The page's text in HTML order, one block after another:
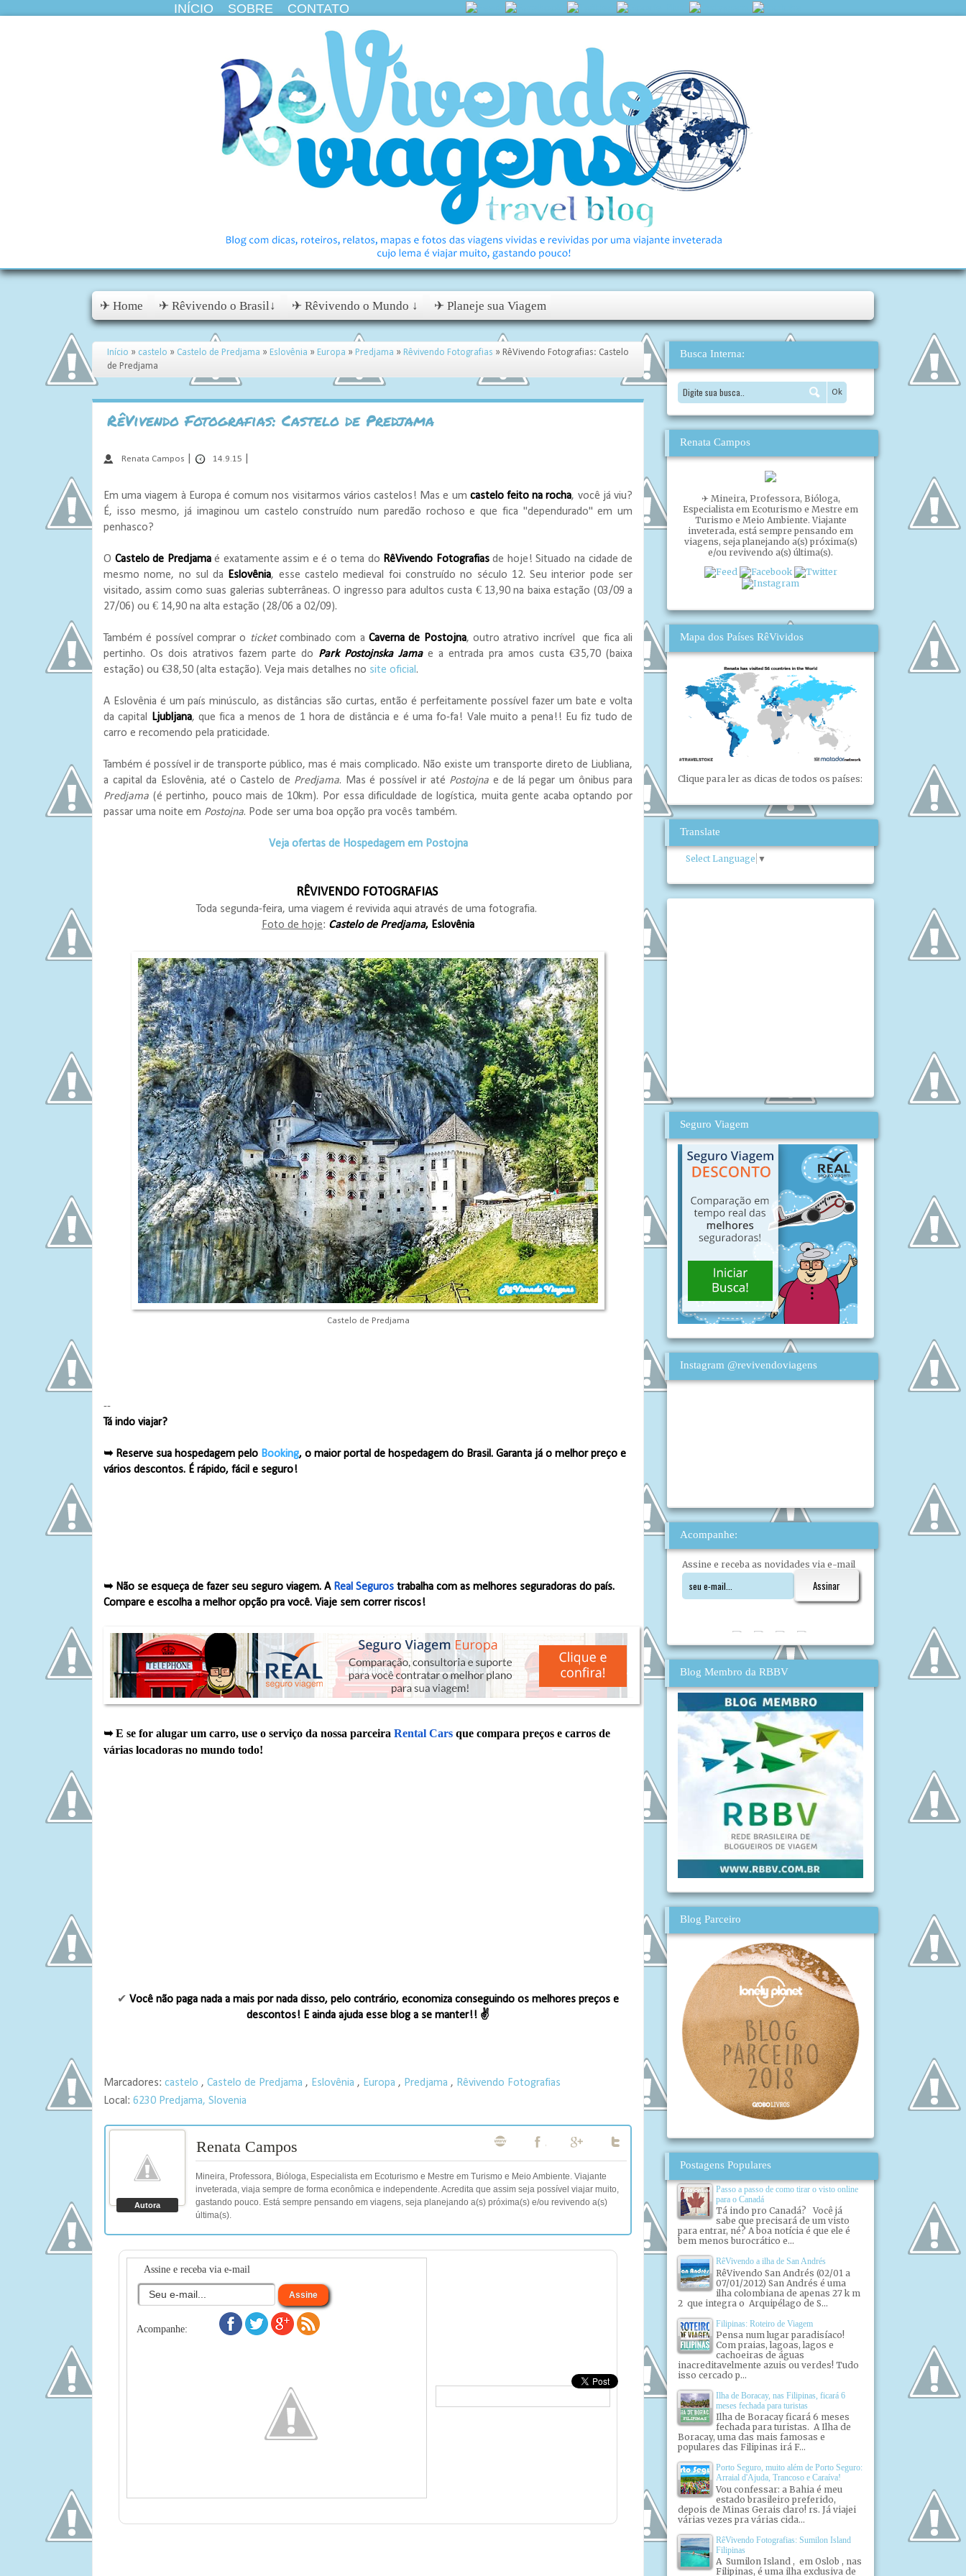
INÍCIO SOBRE CONTATO
✈ Home ✈ Rêvivendo o Brasil↓ ✈ Rêvivendo o Mundo ↓ ✈ Planeje sua Viagem
Início » castelo » Castelo de Predjama » Eslovênia » Europa » Predjama » Rêvivendo Fotografias » RêVivendo Fotografias: Castelo
de Predjama
RêVivendo Fotografias: Castelo de Predjama
Renata Campos 14.9.15
Em uma viagem à Europa é comum nos visitarmos vários castelos! Mas e um castelo feito na rocha, você já viu?
É, isso mesmo, já imaginou um castelo construído num paredão rochoso e que fica "dependurado" em um
penhasco?
O Castelo de Predjamaé exatamente assim e é o tema do RêVivendo Fotografiasde hoje! Situado na cidade de
mesmo nome, no sul da Eslovênia, esse castelo medieval foi construído no século 12. Seu interior pode ser
visitado, assim como suas galerias subterrâneas. O ingresso para adultos custa € 13,90 na baixa estação (03/09 a
27/06) ou € 14,90 na alta estação (28/06 a 02/09).
Também é possível comprar o ticketcombinado com aCaverna de Postojna, outro atrativo incrível que fica ali
pertinho. Os dois atrativos fazem parte do Park Postojnska Jamae a entrada pra amos custa €35,70 (baixa
estação) ou €38,50 (alta estação). Veja mais detalhes no site oficial .
A Eslovênia é um país minúsculo, as distâncias são curtas, então é perfeitamente possível fazer um bate e volta
da capital Ljubljana, que fica a menos de 1 hora de distância e é uma fo-fa! Vale muito a pena!! Eu fiz tudo de
carro e recomendo pela praticidade.
Também é possível ir de transporte público, mas é mais complicado. Não existe um transporte direto de Liubliana,
a capital da Eslovênia, até o Castelo de Predjama. Mas é possível ir até Postojna e de lá pegar um ônibus para
Predjama (é pertinho, pouco mais de 10km). Por essa dificuldade de logística, muita gente acaba optando por
passar uma noite em Postojna. Pode ser uma boa opção pra vocês também.
Veja ofertas de Hospedagem em Postojna
RÊVIVENDO FOTOGRAFIAS
Toda segunda-feira, uma viagem é revivida aqui através de uma fotografia.
Foto de hoje: Castelo de Predjama, Eslovênia
Castelo de Predjama
--
Tá indo viajar?
➥ Reserve sua hospedagem pelo Booking, o maior portal de hospedagem do Brasil. Garanta já o melhor preço e
vários descontos. É rápido, fácil e seguro!
➥ Não se esqueça de fazer seu seguro viagem. A Real Seguros trabalha com as melhores seguradoras do país.
Compare e escolha a melhor opção pra você. Viaje sem correr riscos!
➥ E se for alugar um carro, use o serviço da nossa parceira Rental Cars que compara preços e carros de
várias locadoras no mundo todo!
✔ Você não paga nada a mais por nada disso, pelo contrário, economiza conseguindo os melhores preços e
descontos! E ainda ajuda esse blog a se manter!! ✌
Marcadores: castelo , Castelo de Predjama , Eslovênia , Europa , Predjama , Rêvivendo Fotografias
Local: 6230 Predjama, Slovenia
Autora
Renata Campos
Mineira, Professora, Bióloga, Especialista em Ecoturismo e Mestre em Turismo e Meio Ambiente. Viajante
inveterada, viaja sempre de forma econômica e independente. Acredita que assim seja possível viajar muito,
gastando pouco. Está sempre pensando em viagens, seja planejando a(s) próxima(s) e/ou revivendo a(s)
última(s).
Assine e receba via e-mail
Acompanhe:
Busca Interna:
Renata Campos
✈ Mineira, Professora, Bióloga,
Especialista em Ecoturismo e Mestre em
Turismo e Meio Ambiente. Viajante
inveterada, está sempre pensando em
viagens, seja planejando a(s) próxima(s)
e/ou revivendo a(s) última(s).
Mapa dos Países RêVividos
Clique para ler as dicas de todos os países:
Translate
Select Language ▼
Seguro Viagem
Instagram @revivendoviagens
Acompanhe:
Assine e receba as novidades via e-mail
Blog Membro da RBBV
Blog Parceiro
Postagens Populares
Passo a passo de como tirar o visto online
para o Canadá
Tá indo pro Canadá? Você já
sabe que precisará de um visto
para entrar, né? A boa notícia é que ele é
bem menos burocrático e...
RêVivendo a ilha de San Andrés
RêVivendo San Andrés (02/01 a
07/01/2012) San Andrés é uma
ilha colombiana de apenas 27 k m
2 que integra o Arquipélago de S...
Filipinas: Roteiro de Viagem
Pensa num lugar paradisíaco!
Com praias, lagoas, lagos e
cachoeiras de águas
inacreditavelmente azuis ou verdes! Tudo
isso cercado p...
Ilha de Boracay, nas Filipinas, ficará 6
meses fechada para turistas
Ilha de Boracay ficará 6 meses
fechada para turistas. A Ilha de
Boracay, uma das mais famosas e
populares das Filipinas irá F...
Porto Seguro, muito além de Porto Seguro:
Arraial d'Ajuda, Trancoso e Caraíva!
Vou confessar: a Bahia é meu
estado brasileiro preferido,
depois de Minas Gerais claro! rs. Já viajei
várias vezes pra várias cida...
RêVivendo Fotografias: Sumilon Island
Filipinas
A Sumilon Island , em Oslob , nas
Filipinas, é uma ilha exclusiva de